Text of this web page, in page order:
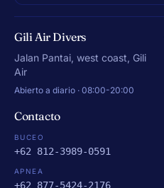
Gili Air Divers
Jalan Pantai, west coast, Gili
Air
Abierto a diario · 08:00-20:00
Contacto
BUCEO
+62 812-3989-0591
APNEA
+62 877-5424-2176